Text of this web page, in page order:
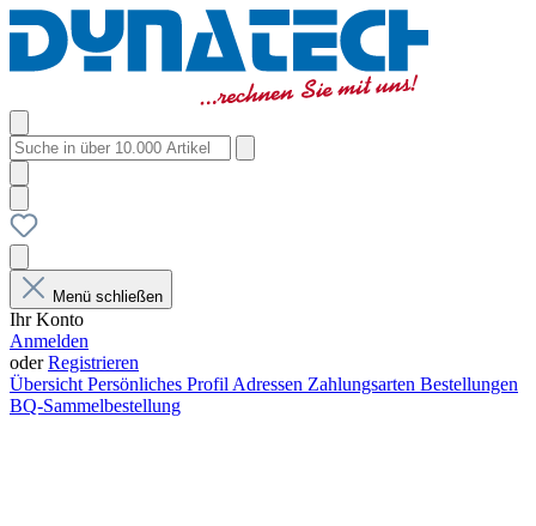
Menü schließen
Ihr Konto
Anmelden
oderRegistrieren
Übersicht Persönliches Profil Adressen Zahlungsarten Bestellungen
BQ-Sammelbestellung